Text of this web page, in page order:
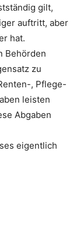
gilt,
auftritt, aber
hat.
Behörden
zu
, Pflege-
leisten
Abgaben
eigentlich